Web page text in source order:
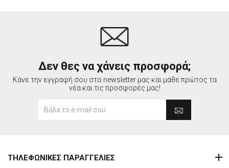
Δεν θες να χάνεις προσφορά;
Κάνε την εγγραφή σου στο newsletter μας και μάθε πρώτος τα
νέα και τις προσφορές μας!
ΤΗΛΕΦΩΝΙΚΕΣ ΠΑΡΑΓΓΕΛΙΕΣ